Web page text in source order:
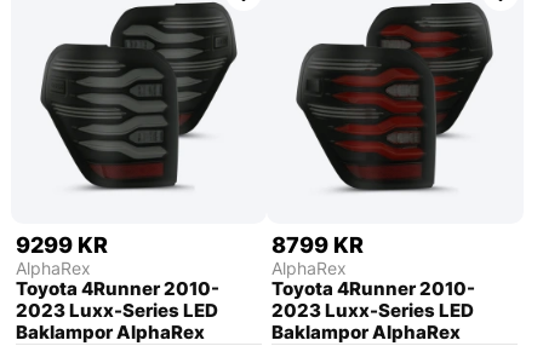
9299 KR
AlphaRex
Toyota 4Runner 2010-
2023 Luxx-Series LED
Baklampor AlphaRex
8799 KR
AlphaRex
Toyota 4Runner 2010-
2023 Luxx-Series LED
Baklampor AlphaRex